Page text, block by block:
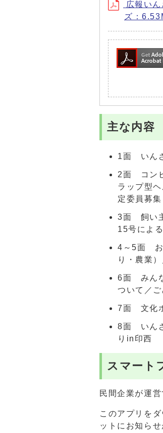
広報い
ズ：
主な内容
1面 いん
2面 コン
ラップ型
定委員募集
3面 飼い
15号によ
4～5面 お
り・農業
6面 みん
ついて／
7面 文化
8面 いん
りin印西
スマート
民間企業が運
このアプリを
ットにお知ら